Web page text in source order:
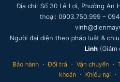
Địa chỉ: Số 30 Lê Lợi, Phường An
thoại: 0903.750.999 –
Người đại diện theo pháp luật &
Linh(Giám
Bảo hành·Đổi trả · Vận chuyển·
khoản · Khiếu nại ·